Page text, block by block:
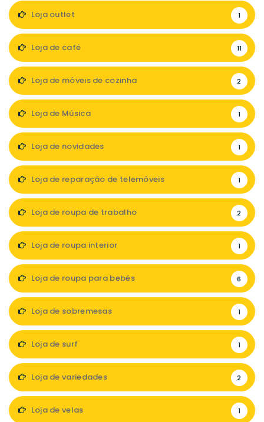
Loja outlet 1
Loja de café 11
Loja de móveis de cozinha 2
Loja de Música 1
Loja de novidades 1
Loja de reparação de telemóveis 1
Loja de roupa de trabalho 2
Loja de roupa interior 1
Loja de roupa para bebés 6
Loja de sobremesas 1
Loja de surf 1
Loja de variedades 2
Loja de velas 1